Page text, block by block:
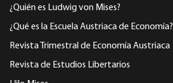
¿Quién es Ludwig von Mises?
¿Qué es la Escuela Austriaca de Economía?
Revista Trimestral de Economía Austriaca
Revista de Estudios Libertarios